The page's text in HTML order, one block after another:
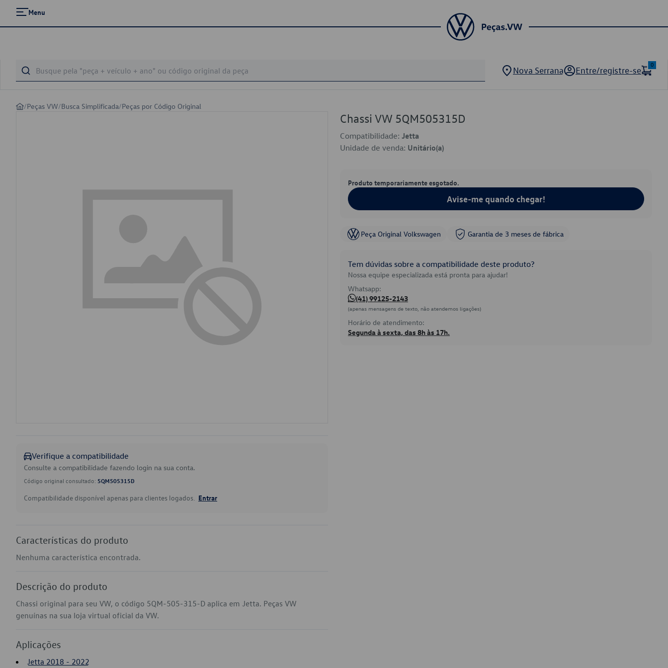
Menu
Nova Serrana Entre/registre-se
0
/Peças VW/Busca Simplificada/Peças por Código Original
Verifique a compatibilidade
Consulte a compatibilidade fazendo login na sua conta.
Código original consultado: 5QM505315D
Compatibilidade disponível apenas para clientes logados. Entrar
Características do produto
Nenhuma característica encontrada.
Descrição do produto
Chassi original para seu VW, o código 5QM-505-315-D aplica em Jetta. Peças VW
genuínas na sua loja virtual oficial da VW.
Aplicações
Jetta 2018 - 2022
Chassi VW 5QM505315D
Compatibilidade: Jetta
Unidade de venda: Unitário(a)
Produto temporariamente esgotado.
Avise-me quando chegar!
Peça Original Volkswagen Garantia de 3 meses de fábrica
Tem dúvidas sobre a compatibilidade deste produto?
Nossa equipe especializada está pronta para ajudar!
Whatsapp:
(41) 99125-2143
(apenas mensagens de texto, não atendemos ligações)
Horário de atendimento:
Segunda à sexta, das 8h às 17h.